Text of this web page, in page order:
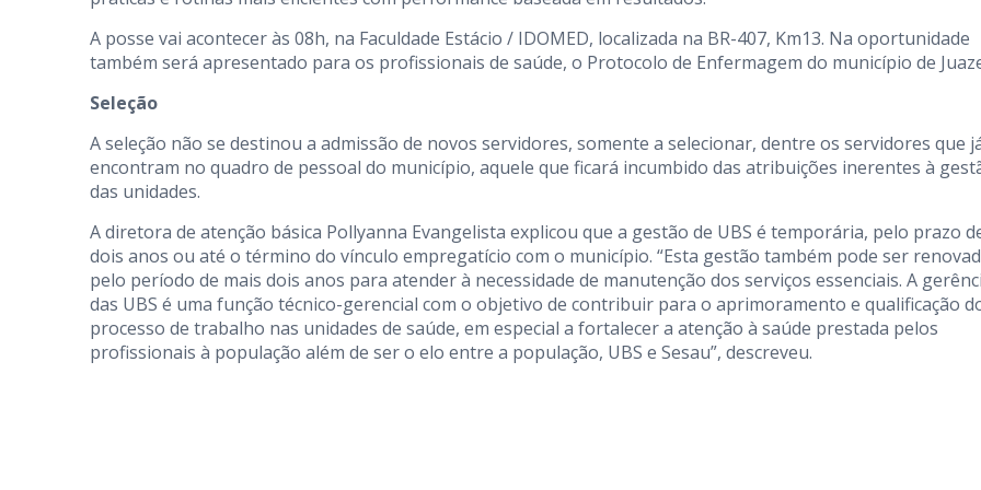
A posse vai acontecer às 08h, na Faculdade Estácio / IDOMED, localizada na BR-407, Km13. Na oportunidade
também será apresentado para os profissionais de saúde, o Protocolo de Enfermagem do município de
Seleção
A seleção não se destinou a admissão de novos servidores, somente a selecionar, dentre os servidores que
encontram no quadro de pessoal do município, aquele que ficará incumbido das atribuições inerentes à
das unidades.
A diretora de atenção básica Pollyanna Evangelista explicou que a gestão de UBS é temporária, pelo prazo
dois anos ou até o término do vínculo empregatício com o município. “Esta gestão também pode ser
pelo período de mais dois anos para atender à necessidade de manutenção dos serviços essenciais. A
das UBS é uma função técnico-gerencial com o objetivo de contribuir para o aprimoramento e qualificação
processo de trabalho nas unidades de saúde, em especial a fortalecer a atenção à saúde prestada pelos
profissionais à população além de ser o elo entre a população, UBS e Sesau”, descreveu.